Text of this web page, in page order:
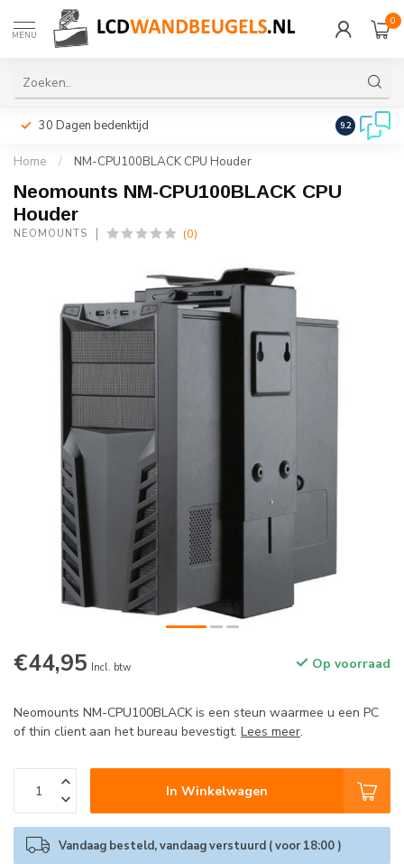
MENU
0
30 Dagen bedenktijd Snelle
9.2
Home / NM-CPU100BLACK CPU Houder
Neomounts NM-CPU100BLACK CPU
Houder
NEOMOUNTS (0)
€44,95 Incl. btw Op voorraad
Neomounts NM-CPU100BLACK is een steun waarmee u een PC
of thin client aan het bureau bevestigt. Lees meer.
In Winkelwagen
Vandaag besteld, vandaag verstuurd ( voor 18:00 )